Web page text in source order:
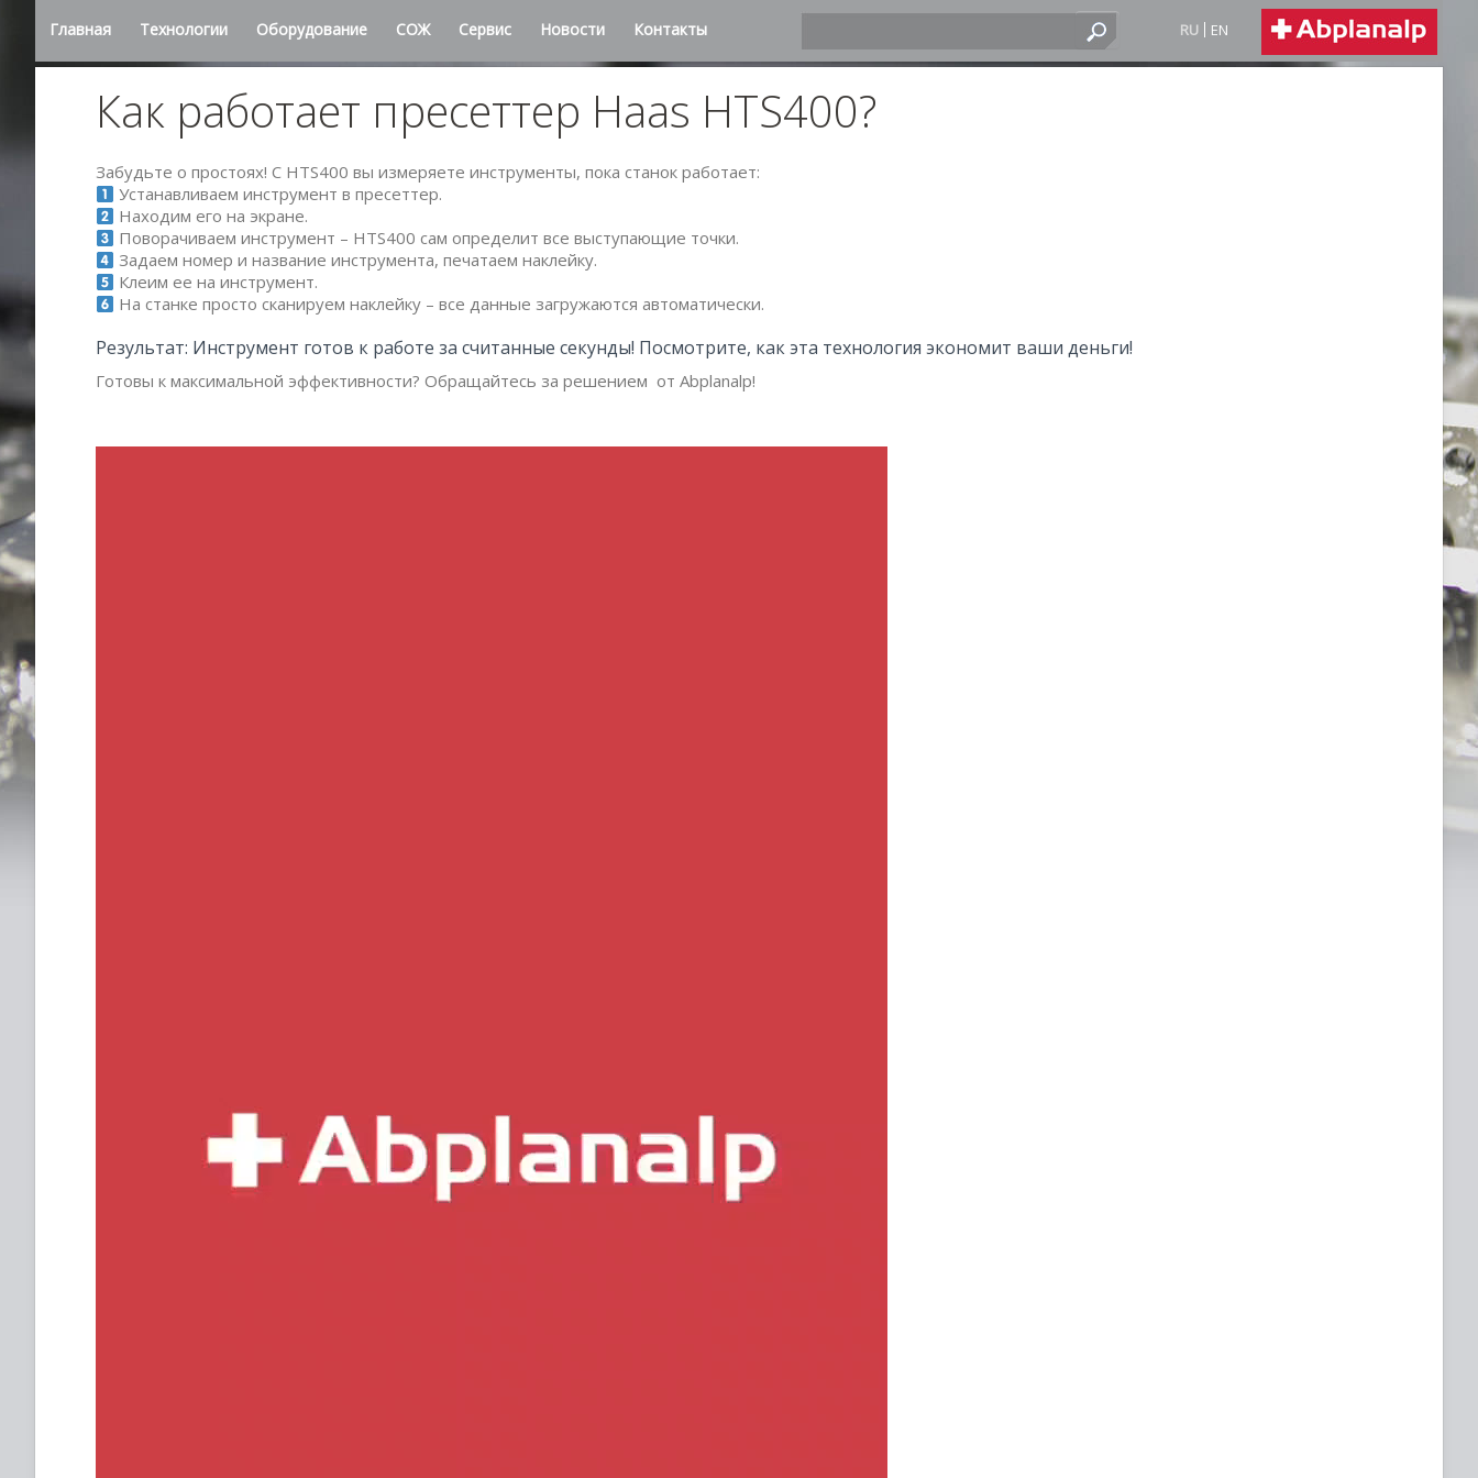
RU EN
Главная Технологии Оборудование СОЖ Сервис Новости Контакты
Как работает пресеттер Haas HTS400?
Забудьте о простоях! С HTS400 вы измеряете инструменты, пока станок работает:
Устанавливаем инструмент в пресеттер.
Находим его на экране.
Поворачиваем инструмент – HTS400 сам определит все выступающие точки.
Задаем номер и название инструмента, печатаем наклейку.
Клеим ее на инструмент.
На станке просто сканируем наклейку – все данные загружаются автоматически.
Результат: Инструмент готов к работе за считанные секунды! Посмотрите, как эта технология экономит ваши деньги!
Готовы к максимальной эффективности? Обращайтесь за решением от Abplanalp!